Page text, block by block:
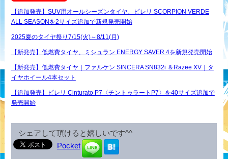
【追加発売】SUV用オールシーズンタイヤ、ピレリ SCORPION VERDE
ALL SEASONを2サイズ追加で新規発売開始
2025夏のタイヤ祭り7/15(火)～8/11(月)
【新発売】低燃費タイヤ、ミシュラン ENERGY SAVER 4を新規発売開始
【新発売】低燃費タイヤ｜ファルケン SINCERA SN832i ＆Razee XV｜タ
イヤホイール4本セット
【追加発売】ピレリ Cinturato P7〈チントゥラートP7〉を40サイズ追加で
発売開始
シェアして頂けると嬉しいです^^
Pocket